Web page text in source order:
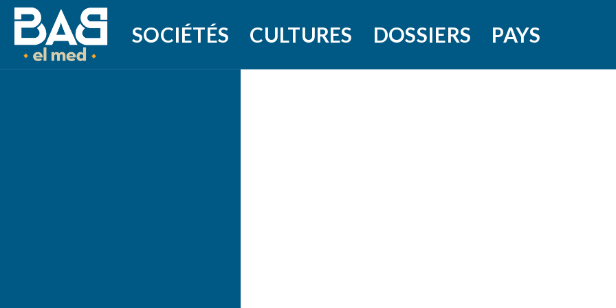
SOCIÉTÉS CULTURES DOSSIERS PAYS